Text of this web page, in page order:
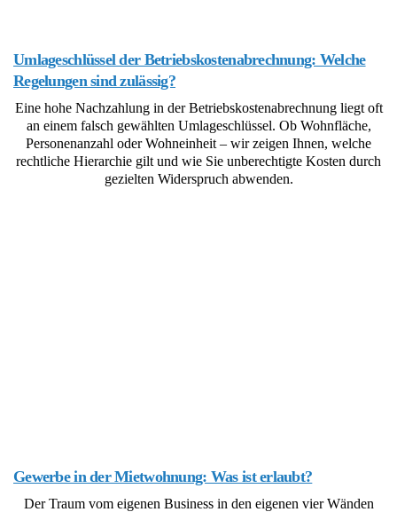
Umlageschlüssel der Betriebskostenabrechnung: Welche
Regelungen sind zulässig?
Eine hohe Nachzahlung in der Betriebskostenabrechnung liegt oft
an einem falsch gewählten Umlageschlüssel. Ob Wohnfläche,
Personenanzahl oder Wohneinheit – wir zeigen Ihnen, welche
rechtliche Hierarchie gilt und wie Sie unberechtigte Kosten durch
gezielten Widerspruch abwenden.
Gewerbe in der Mietwohnung: Was ist erlaubt?
Der Traum vom eigenen Business in den eigenen vier Wänden